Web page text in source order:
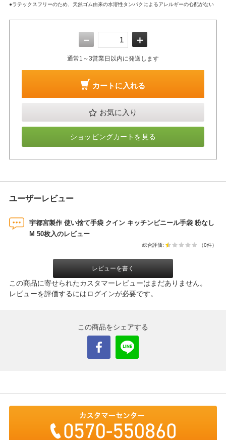
●ラテックスフリーのため、天然ゴム由来の水溶性タンパクによるアレルギーの心配がない
－ ＋
通常1～3営業日以内に発送します
カートに入れる
お気に入り
ショッピングカートを見る
ユーザーレビュー
宇都宮製作 使い捨て手袋 クイン キッチンビニール手袋 粉なし
M 50枚入のレビュー
総合評価: （0件）
レビューを書く
この商品に寄せられたカスタマーレビューはまだありません。
レビューを評価するにはログインが必要です。
この商品をシェアする